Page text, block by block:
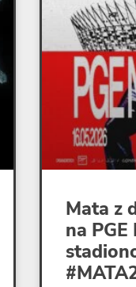
Mata z
na